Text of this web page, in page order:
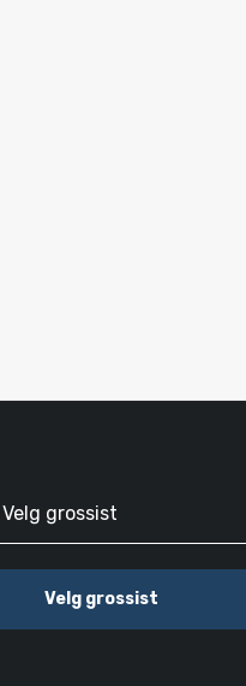
grossist
Velg grossist